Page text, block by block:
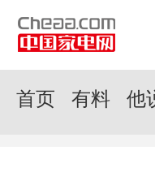
首页 有料 他